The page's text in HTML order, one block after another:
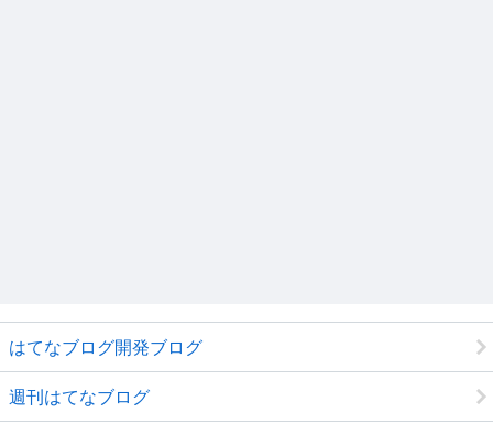
はてなブログ開発ブログ
週刊はてなブログ